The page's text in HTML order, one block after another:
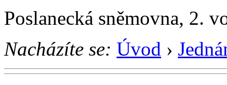
Poslanecká sněmovna, 2.
Nacházíte se: Úvod ›